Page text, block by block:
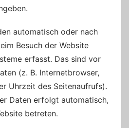
automatisch oder nach
Besuch der Website
erfasst. Das sind vor
(z. B. Internetbrowser,
Uhrzeit des Seitenaufrufs).
Daten erfolgt automatisch,
betreten.